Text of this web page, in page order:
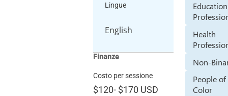
Lingue
English
Finanze
Costo per sessione
$120- $170 USD
Education
Health
Non-
People of
Color